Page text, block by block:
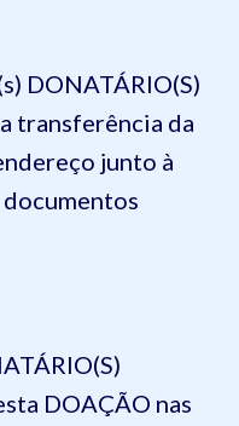
DONATÁRIO(S)
transferência da
junto à
documentos
DOAÇÃO nas